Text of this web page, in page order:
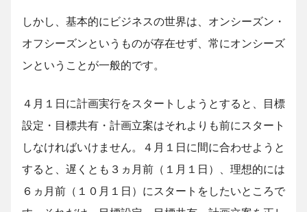
しかし、基本的にビジネスの世界は、オンシーズン・
オフシーズンというものが存在せず、常にオンシーズ
ンということが一般的です。
４月１日に計画実行をスタートしようとすると、目標
設定・目標共有・計画立案はそれよりも前にスタート
しなければいけません。４月１日に間に合わせようと
すると、遅くとも３ヵ月前（１月１日）、理想的には
６ヵ月前（１０月１日）にスタートをしたいところで